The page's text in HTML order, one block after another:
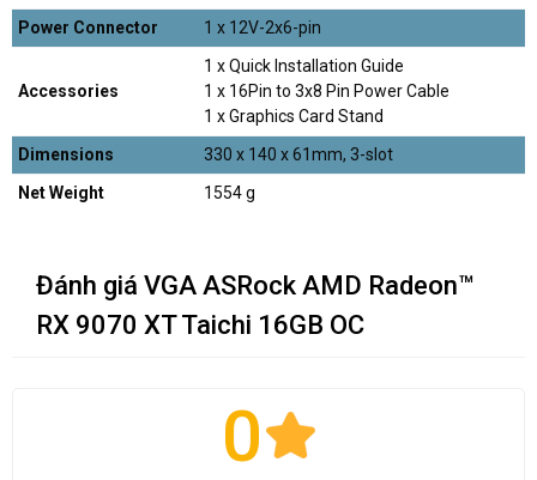
Power Connector 1 x 12V-2x6-pin
Accessories
1 x Quick Installation Guide
1 x 16Pin to 3x8 Pin Power Cable
1 x Graphics Card Stand
Dimensions
330 x 140 x 61mm, 3-slot
Net Weight
1554 g
Đánh giá VGA ASRock AMD Radeon™
RX 9070 XT Taichi 16GB OC
0